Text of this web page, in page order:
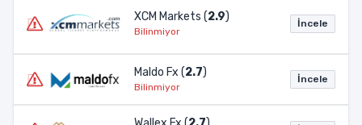
XCM Markets (2.9)
Bilinmiyor
İncele
Maldo Fx (2.7)
Bilinmiyor
İncele